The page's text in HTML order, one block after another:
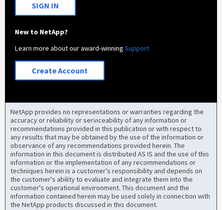
SIGN IN
New to NetApp?
Learn more about our award-winningSupport
Create Account
NetApp provides no representations or warranties regarding the
accuracy or reliability or serviceability of any information or
recommendations provided in this publication or with respect to
any results that may be obtained by the use of the information or
observance of any recommendations provided herein. The
information in this document is distributed AS IS and the use of this
information or the implementation of any recommendations or
techniques herein is a customer's responsibility and depends on
the customer's ability to evaluate and integrate them into the
customer's operational environment. This document and the
information contained herein may be used solely in connection with
the NetApp products discussed in this document.